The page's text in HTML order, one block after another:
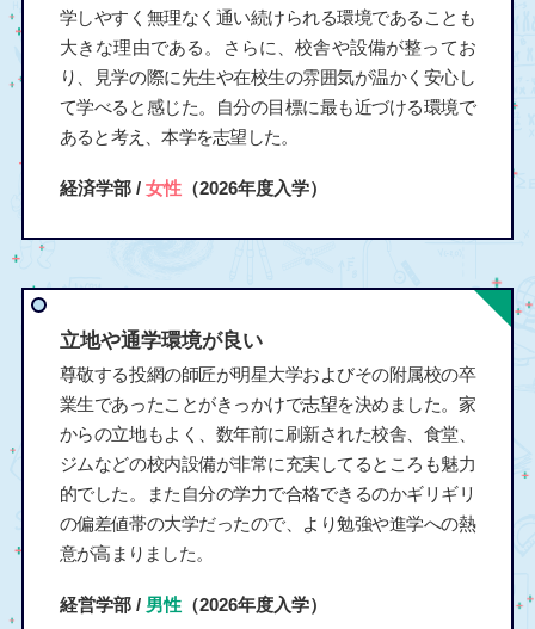
学しやすく無理なく通い続けられる環境であることも
大きな理由である。さらに、校舎や設備が整ってお
り、見学の際に先生や在校生の雰囲気が温かく安心し
て学べると感じた。自分の目標に最も近づける環境で
あると考え、本学を志望した。
経済学部 / 女性（2026年度入学）
立地や通学環境が良い
尊敬する投網の師匠が明星大学およびその附属校の卒
業生であったことがきっかけで志望を決めました。家
からの立地もよく、数年前に刷新された校舎、食堂、
ジムなどの校内設備が非常に充実してるところも魅力
的でした。また自分の学力で合格できるのかギリギリ
の偏差値帯の大学だったので、より勉強や進学への熱
意が高まりました。
経営学部 / 男性（2026年度入学）